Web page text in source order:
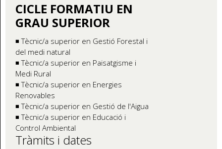
CICLE FORMATIU EN
GRAU SUPERIOR
◾ Tècnic/a superior en Gestió Forestal i
del medi natural
◾ Tècnic/a superior en Paisatgisme i
Medi Rural
◾ Tècnic/a superior en Energies
Renovables
◾ Tècnic/a superior en Gestió de l'Aigua
◾ Tècnic/a superior en Educació i
Control Ambiental
Tràmits i dates